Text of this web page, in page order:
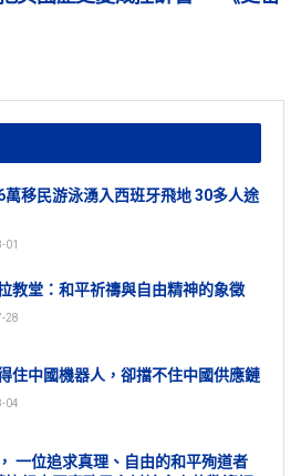
萬移民游泳湧入西班牙飛地 30多人途
01
教堂：和平祈禱與自由精神的象徵
28
住中國機器人，卻擋不住中國供應鏈
04
一位追求真理、自由的和平殉道者